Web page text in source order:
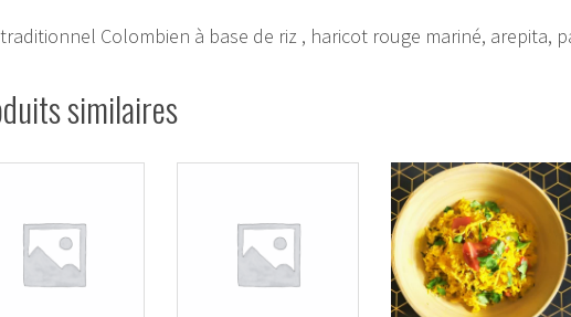
Colombien à base de riz , haricot rouge mariné, arepita,
similaires